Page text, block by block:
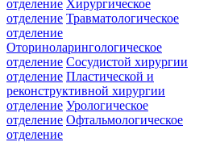
отделение Хирургическое
отделение Травматологическое
отделение
Оториноларингологическое
отделение Сосудистой хирургии
отделение Пластической и
реконструктивной хирургии
отделение Урологическое
отделение Офтальмологическое
отделение